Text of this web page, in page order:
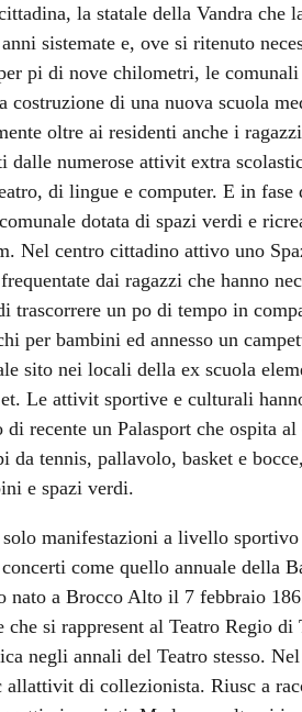
la statale della Vandra che
sistemate e, ove si ritenuto
pi di nove chilometri, le comunali
costruzione di una nuova scuola
oltre ai residenti anche i
numerose attivit extra
di lingue e computer. E in fase
dotata di spazi verdi e
Nel centro cittadino attivo uno
dai ragazzi che hanno
trascorrere un po di tempo in
per bambini ed annesso un
sito nei locali della ex scuola
Le attivit sportive e culturali
recente un Palasport che ospita
da tennis, pallavolo, basket e
e spazi verdi.
manifestazioni a livello sportivo
come quello annuale della
a Brocco Alto il 7 febbraio
si rappresent al Teatro Regio
negli annali del Teatro stesso.
allattivit di collezionista. Riusc a